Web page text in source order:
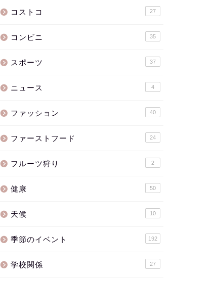
コストコ 27
コンビニ 35
スポーツ 37
ニュース 4
ファッション 40
ファーストフード 24
フルーツ狩り 2
健康 50
天候 10
季節のイベント 192
学校関係 27